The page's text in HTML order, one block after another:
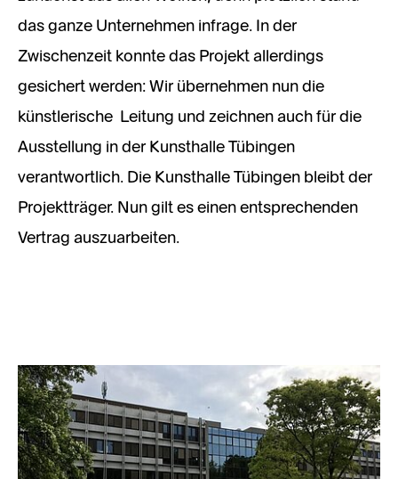
das ganze Unternehmen infrage. In der
Zwischenzeit konnte das Projekt allerdings
gesichert werden: Wir übernehmen nun die
künstlerische Leitung und zeichnen auch für die
Ausstellung in der Kunsthalle Tübingen
verantwortlich. Die Kunsthalle Tübingen bleibt der
Projektträger. Nun gilt es einen entsprechenden
Vertrag auszuarbeiten.